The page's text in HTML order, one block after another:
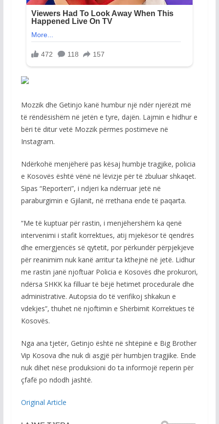
Mozzik dhe Getinjo kanë humbur një ndër njerëzit më
të rëndësishëm në jetën e tyre, dajën. Lajmin e hidhur e
bëri të ditur vetë Mozzik përmes postimeve në
Instagram.
Ndërkohë menjëherë pas kësaj humbje tragjike, policia
e Kosovës është vënë në lëvizje për të zbuluar shkaqet.
Sipas “Reporteri”, i ndjeri ka ndërruar jetë në
paraburgimin e Gjilanit, në rrethana ende të paqarta.
“Me të kuptuar për rastin, i menjëhershëm ka qenë
intervenimi i stafit korrektues, atij mjekësor të qendrës
dhe emergjencës së qytetit, por përkundër përpjekjeve
për reanimim nuk kanë arritur ta kthejnë në jetë. Lidhur
me rastin janë njoftuar Policia e Kosovës dhe prokurori,
ndërsa SHKK ka filluar të bëjë hetimet procedurale dhe
administrative. Autopsia do të verifikoj shkakun e
vdekjes”, thuhet në njoftimin e Shërbimit Korrektues të
Kosovës.
Nga ana tjetër, Getinjo është në shtëpinë e Big Brother
Vip Kosova dhe nuk di asgjë për humbjen tragjike. Ende
nuk dihet nëse produksioni do ta informojë reperin për
çfafë po ndodh jashtë.
Original Article